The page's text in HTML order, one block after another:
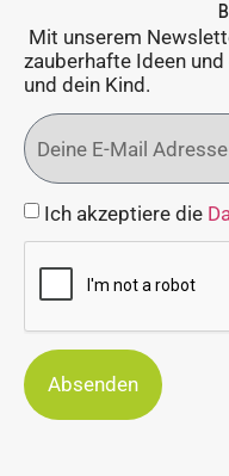
Mit unserem
zauberhafte Ideen
und dein Kind.
Ich akzeptiere die
Absenden